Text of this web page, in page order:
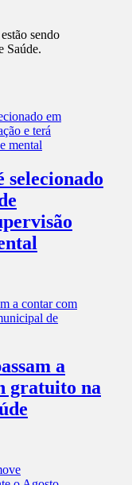
sendo
Saúde.
a
gratuito na